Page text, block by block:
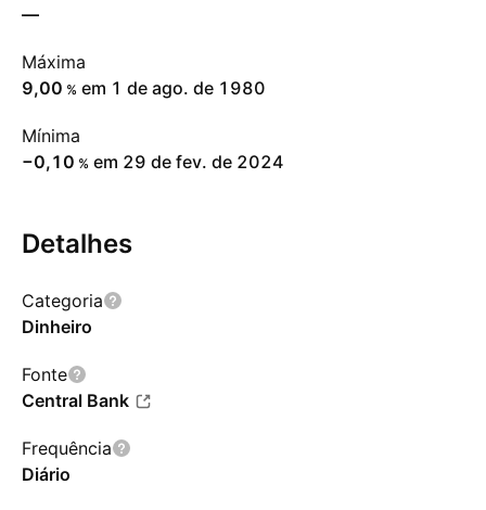
—
Máxima
9,00 % em 1 de ago. de 1980
Mínima
−0,10 % em 29 de fev. de 2024
Detalhes
Categoria
Dinheiro
Fonte
Central Bank
Frequência
Diário